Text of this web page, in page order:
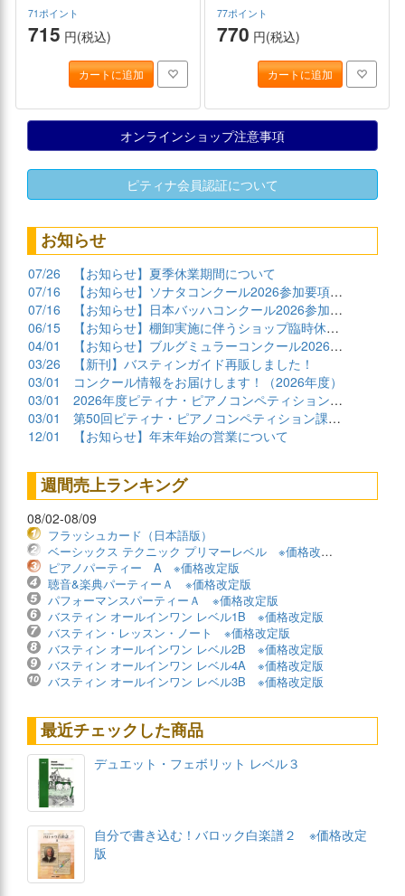
71ポイント
715 円(税込)
カートに追加
77ポイント
770 円(税込)
カートに追加
オンラインショップ注意事項
ピティナ会員認証について
お知らせ
07/26
【お知らせ】夏季休業期間について
07/16
【お知らせ】ソナタコンクール2026参加要項公開
07/16
【お知らせ】日本バッハコンクール2026参加要項公開
06/15
【お知らせ】棚卸実施に伴うショップ臨時休業について
04/01
【お知らせ】ブルグミュラーコンクール2026課題曲公開
03/26
【新刊】バスティンガイド再販しました！
03/01
コンクール情報をお届けします！（2026年度）
03/01
2026年度ピティナ・ピアノコンペティション課題曲商品
03/01
第50回ピティナ・ピアノコンペティション課題曲公開！
12/01
【お知らせ】年末年始の営業について
週間売上ランキング
08/02-08/09
フラッシュカード（日本語版）
ベーシックス テクニック プリマーレベル ※価格改定版
ピアノパーティー A ※価格改定版
聴音&楽典パーティーＡ ※価格改定版
パフォーマンスパーティーＡ ※価格改定版
バスティン オールインワン レベル1B ※価格改定版
バスティン・レッスン・ノート ※価格改定版
バスティン オールインワン レベル2B ※価格改定版
バスティン オールインワン レベル4A ※価格改定版
バスティン オールインワン レベル3B ※価格改定版
最近チェックした商品
デュエット・フェボリット レベル３
自分で書き込む！バロック白楽譜２ ※価格改定
版